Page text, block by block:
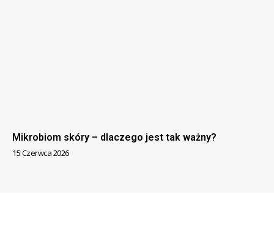
Mikrobiom skóry – dlaczego jest tak ważny?
15 Czerwca 2026